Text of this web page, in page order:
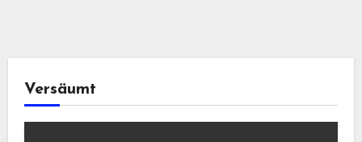
Versäumt